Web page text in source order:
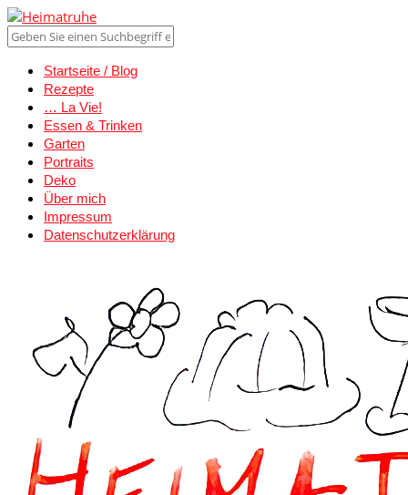
Startseite / Blog
Rezepte
… La Vie!
Essen & Trinken
Garten
Portraits
Deko
Über mich
Impressum
Datenschutzerklärung